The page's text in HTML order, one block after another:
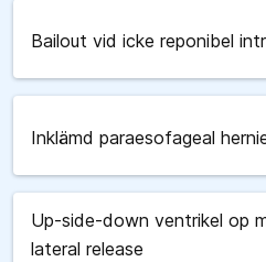
Bailout vid icke reponibel
Inklämd paraesofageal
Up-side-down ventrikel op
lateral release